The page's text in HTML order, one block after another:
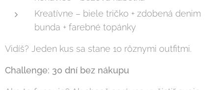
Kreatívne – biele tričko + zdobená denim
bunda + farebné topánky
Vidíš? Jeden kus sa stane 10 rôznymi outfitmi.
Challenge: 30 dní bez nákupu